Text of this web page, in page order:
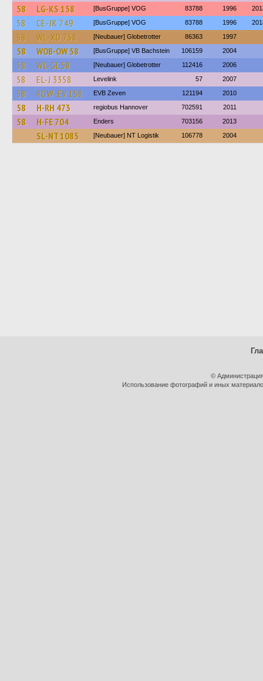
58 LG-KS 158 [BusGruppe] VOG 83788 1996
58 CE-JK 749 [BusGruppe] VOG 83788 1996
58 WL-XD 758 [Neubauer] Globetrotter 86363 1997
58 WOB-OW 58 [BusGruppe] VB Bachstein 106159 2004
58 WL-GL 58 [Neubauer] Globetrotter 112416 2006
58 EL-J 3358 Levelink 57 2007
58 ROW-EV 158 EVB Zeven 121194 2010
58 H-RH 473 regiobus Hannover 702591 2011
58 H-FE 704 Enders 703156 2013
SL-NT 1085 [Neubauer] NT Logistik 106778 2004
©
Использование фотографий и иных